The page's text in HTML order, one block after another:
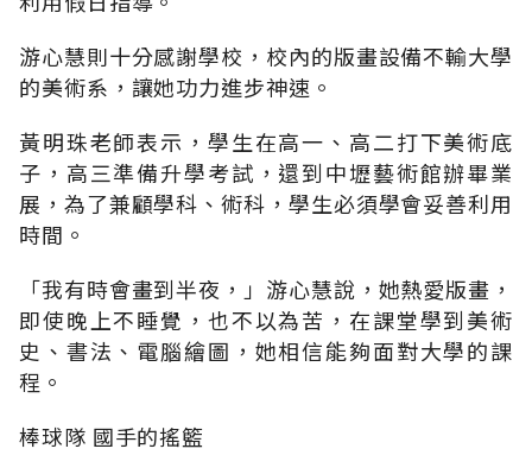
游心慧則十分感謝學校，校內的版畫設備不輸大學
的美術系，讓她功力進步神速。
黃明珠老師表示，學生在高一、高二打下美術底
子，高三準備升學考試，還到中壢藝術館辦畢業
展，為了兼顧學科、術科，學生必須學會妥善利用
時間。
「我有時會畫到半夜，」游心慧說，她熱愛版畫，
即使晚上不睡覺，也不以為苦，在課堂學到美術
史、書法、電腦繪圖，她相信能夠面對大學的課
程。
棒球隊 國手的搖籃